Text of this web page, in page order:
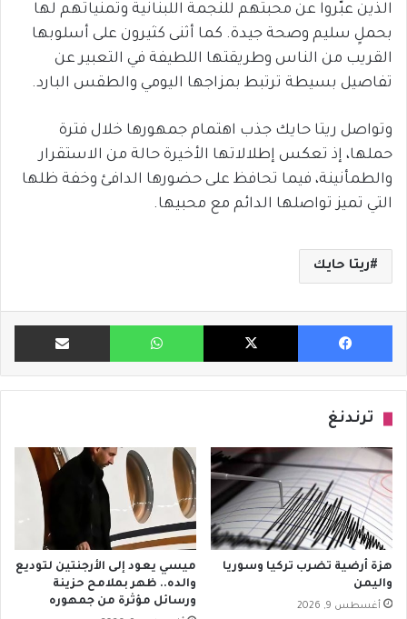
الذين عبّروا عن محبتهم للنجمة اللبنانية وتمنياتهم لها
بحملٍ سليم وصحة جيدة. كما أثنى كثيرون على أسلوبها
القريب من الناس وطريقتها اللطيفة في التعبير عن
تفاصيل بسيطة ترتبط بمزاجها اليومي والطقس البارد.
وتواصل ريتا حايك جذب اهتمام جمهورها خلال فترة
حملها، إذ تعكس إطلالاتها الأخيرة حالة من الاستقرار
والطمأنينة، فيما تحافظ على حضورها الدافئ وخفة ظلها
التي تميز تواصلها الدائم مع محبيها.
ريتا حايك
فيسبوك X واتساب مشاركة
ترندنغ
هزة أرضية تضرب تركيا وسوريا
واليمن
أغسطس 9, 2026
ميسي يعود إلى الأرجنتين لتوديع
والده.. ظهر بملامح حزينة
ورسائل مؤثرة من جمهوره